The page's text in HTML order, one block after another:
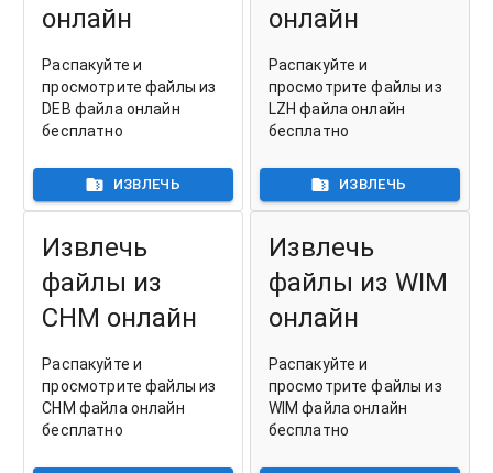
онлайн
Распакуйте и
просмотрите файлы из
DEB файла онлайн
бесплатно
ИЗВЛЕЧЬ
онлайн
Распакуйте и
просмотрите файлы из
LZH файла онлайн
бесплатно
ИЗВЛЕЧЬ
Извлечь
файлы из
CHM онлайн
Распакуйте и
просмотрите файлы из
CHM файла онлайн
бесплатно
Извлечь
файлы из WIM
онлайн
Распакуйте и
просмотрите файлы из
WIM файла онлайн
бесплатно